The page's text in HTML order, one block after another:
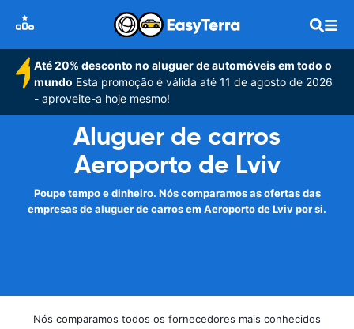
Até 20% desconto no aluguer de automóveis em todo o
mundo Esta promoção é válida até 11 de agosto de 2026
- aproveite-a hoje mesmo!
Aluguer de carros
Aeroporto de Lviv
Poupe tempo e dinheiro. Nós comparamos as ofertas das
empresas de aluguer de carros em Aeroporto de Lviv por si.
Nós comparamos todos os fornecedores mais conhecidos